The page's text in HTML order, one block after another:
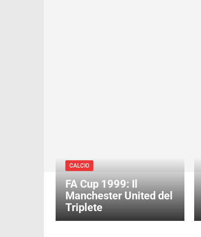
CALCIO
FA Cup 1999: Il
Manchester United del
Triplete